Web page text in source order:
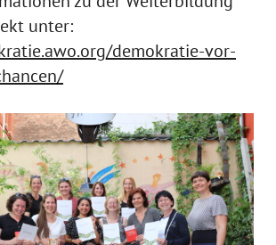
unter:
demokratie-vor-